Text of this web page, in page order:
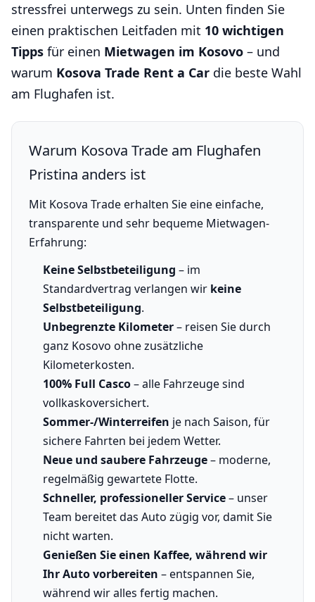
stressfrei unterwegs zu sein. Unten finden Sie
einen praktischen Leitfaden mit 10 wichtigen
Tipps für einen Mietwagen im Kosovo – und
warum Kosova Trade Rent a Car die beste Wahl
am Flughafen ist.
Warum Kosova Trade am Flughafen
Pristina anders ist
Mit Kosova Trade erhalten Sie eine einfache,
transparente und sehr bequeme Mietwagen-
Erfahrung:
Keine Selbstbeteiligung – im
Standardvertrag verlangen wir keine
Selbstbeteiligung.
Unbegrenzte Kilometer– reisen Sie durch
ganz Kosovo ohne zusätzliche
Kilometerkosten.
100% Full Casco– alle Fahrzeuge sind
vollkaskoversichert.
Sommer-/Winterreifen je nach Saison, für
sichere Fahrten bei jedem Wetter.
Neue und saubere Fahrzeuge– moderne,
regelmäßig gewartete Flotte.
Schneller, professioneller Service– unser
Team bereitet das Auto zügig vor, damit Sie
nicht warten.
Genießen Sie einen Kaffee, während wir
Ihr Auto vorbereiten – entspannen Sie,
während wir alles fertig machen.